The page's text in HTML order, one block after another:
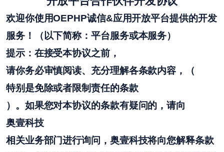
欢迎你使用OEPHP诚信&应用开放平台提供的开发
服务！（以下简称：平台服务或本服务）
提示：在接受本协议之前，
请你务必审慎阅读、充分理解各条款内容，
（
特别是免除或者限制责任的条款
）。如果您对本协议的条款有疑问的，请向
奥壹科技
相关业务部门进行询问，奥壹科技将向您解释条款